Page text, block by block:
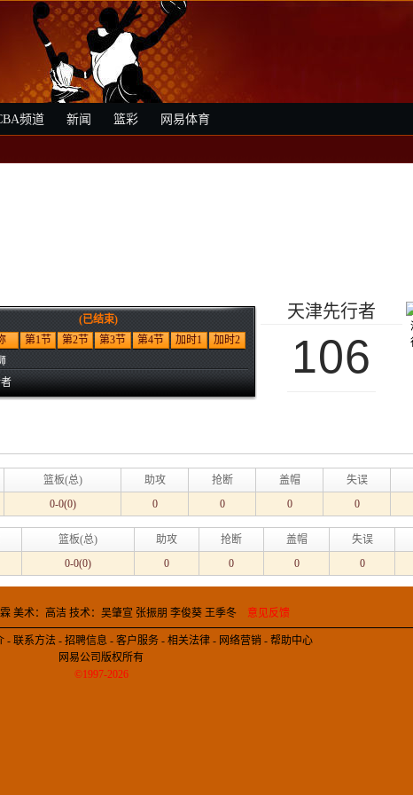
频道 新闻 篮彩 网易体育
(已结束)
第1节 第2节 第3节 第4节 加时1
加时2
天津先行者
106
篮板(总) 助攻 抢断 盖帽 失误
0-0(0) 0 0 0 0
篮板(总) 助攻 抢断 盖帽 失误
0-0(0) 0 0 0 0
美术：高洁 技术：吴肇宣 张振朋 李俊葵 王季冬 意见反馈
- 联系方法 - 招聘信息 - 客户服务 - 相关法律 - 网络营销 - 帮助中心
网易公司版权所有
©1997-2026